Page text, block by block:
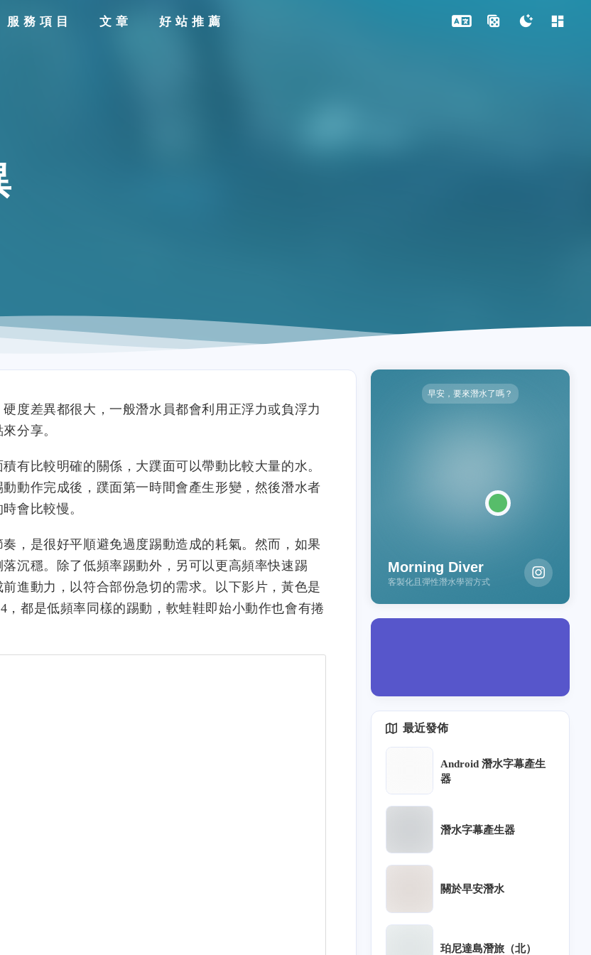
服務項目 文章 好站推薦
度差異都很大，一般潛水員都會利用正浮力或負浮力
分享。
有比較明確的關係，大蹼面可以帶動比較大量的水。
動作完成後，蹼面第一時間會產生形變，然後潛水者
會比較慢。
，是很好平順避免過度踢動造成的耗氣。然而，如果
沉穩。除了低頻率踢動外，另可以更高頻率快速踢
進動力，以符合部份急切的需求。以下影片，黃色是
，都是低頻率同樣的踢動，軟蛙鞋即始小動作也會有捲
早安，要來潛水了嗎？
Morning Diver
客製化且彈性潛水學習方式
最近發佈
Android 潛水字幕產生
器
潛水字幕產生器
關於早安潛水
珀尼達島潛旅（北）